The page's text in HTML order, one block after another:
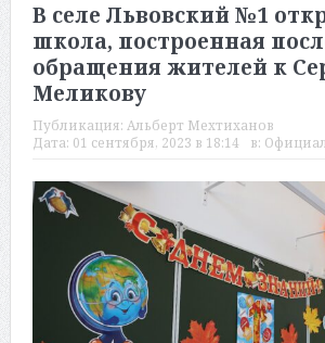
В селе Львовский №1
школа, построенная
обращения жителей к
Меликову
Публикация: Альберт Мехтиханов
Дата: 01 сентября, 2023 в 18:14 в: